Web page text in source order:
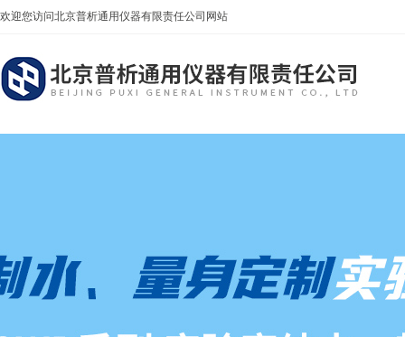
欢迎您访问北京普析通用仪器有限责任公司网站